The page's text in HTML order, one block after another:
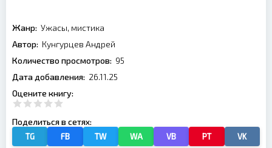
Жанр: Ужасы, мистика
Автор: Кунгурцев Андрей
Количество просмотров: 95
Дата добавления: 26.11.25
Оцените книгу:
Поделиться в сетях:
TG FB TW WA VB PT VK